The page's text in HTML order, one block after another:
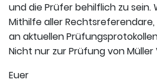
und die Prüfer behilflich zu sein.
Mithilfe aller
an aktuellen
Nicht nur zur Prüfung von Müller
Euer